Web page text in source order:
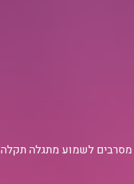
מסרבים לשמוע מתגלה תקלה